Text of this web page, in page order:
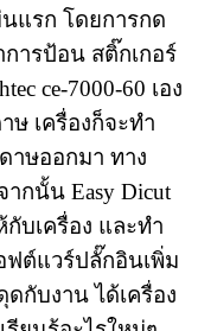
แรก โดยการกด
การป้อน สติ๊กเกอร์
ce-7000-60 เอง
ษ เครื่องก็จะทำ
าษออกมา ทาง
กนั้น Easy Dicut
บเครื่อง และทำ
ฟต์แวร์ปลั๊กอินเพิ่ม
กับงาน ได้เครื่อง